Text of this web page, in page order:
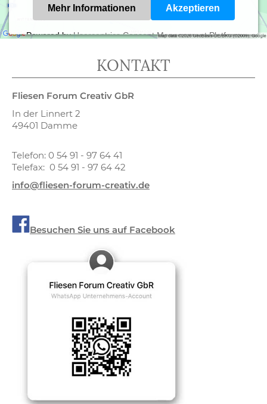
Mehr Informationen Akzeptieren
Powered byUsercentrics Consent Management Platform
KONTAKT
Fliesen Forum Creativ GbR
In der Linnert 2
49401 Damme
Telefon: 0 54 91 - 97 64 41
Telefax: 0 54 91 - 97 64 42
info@fliesen-forum-creativ.de
Besuchen Sie uns auf Facebook